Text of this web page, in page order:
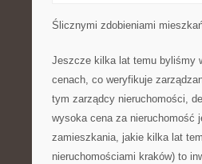
Ślicznymi zdobieniami
Jeszcze kilka lat temu byliśmy
cenach, co weryfikuje
tym zarządcy nieruchomości,
wysoka cena za nieruchomość
zamieszkania, jakie kilka lat
nieruchomościami kraków) to